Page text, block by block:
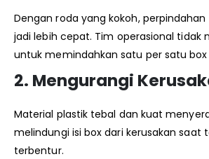
Dengan roda yang kokoh,
jadi lebih cepat. Tim operasional tidak
untuk memindahkan satu per satu
2. Mengurangi
Material plastik tebal dan kuat
melindungi isi box dari kerusakan saat
terbentur.